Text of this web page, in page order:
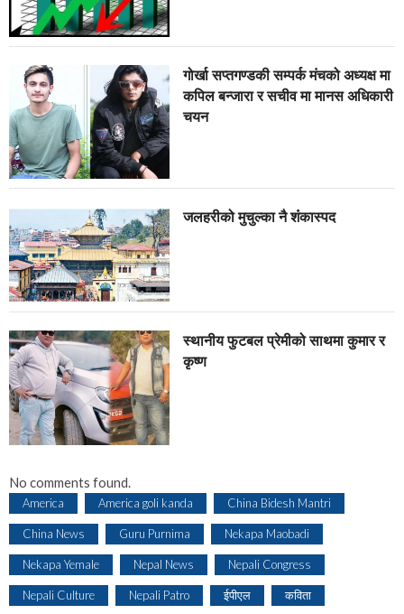
गोर्खा सप्तगण्डकी सम्पर्क मंचको अध्यक्ष मा
कपिल बन्जारा र सचीव मा मानस अधिकारी
चयन
जलहरीको मुचुल्का नै शंंकास्पद
स्थानीय फुटबल प्रेमीको साथमा कुमार र
कृष्ण
No comments found.
America America goli kanda China Bidesh Mantri
China News Guru Purnima Nekapa Maobadi
Nekapa Yemale Nepal News Nepali Congress
Nepali Culture Nepali Patro ईपीएल कविता